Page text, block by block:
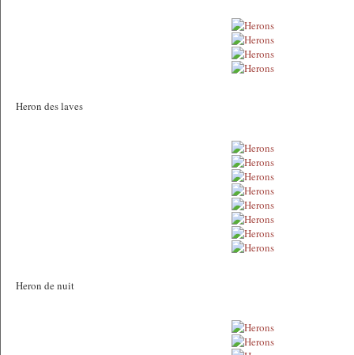
Heron des laves
Heron de nuit